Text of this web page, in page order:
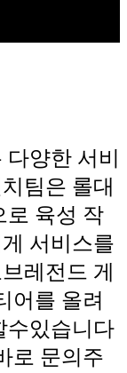
양한 서비
팀은 롤대
로 육성 작
서비스를
레전드 게
어를 올려
수있습니다
로 문의주